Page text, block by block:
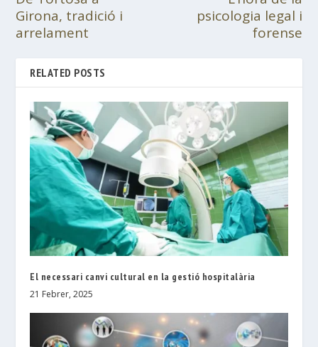
Girona, tradició i
arrelament
psicologia legal i
forense
RELATED POSTS
El necessari canvi cultural en la gestió hospitalària
21 Febrer, 2025